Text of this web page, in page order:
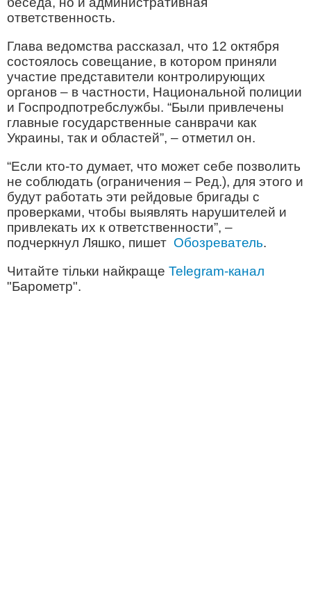
ответственность.
Глава ведомства рассказал, что 12 октября
состоялось совещание, в котором приняли
участие представители контролирующих
органов – в частности, Национальной полиции
и Госпродпотребслужбы. “Были привлечены
главные государственные санврачи как
Украины, так и областей”, – отметил он.
“Если кто-то думает, что может себе позволить
не соблюдать (ограничения – Ред.), для этого и
будут работать эти рейдовые бригады с
проверками, чтобы выявлять нарушителей и
привлекать их к ответственности”, –
подчеркнул Ляшко, пишет Обозреватель.
Читайте тільки найкраще Telegram-канал
"Барометр".